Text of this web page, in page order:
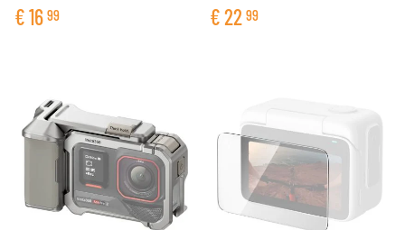
€16 99 €22 99